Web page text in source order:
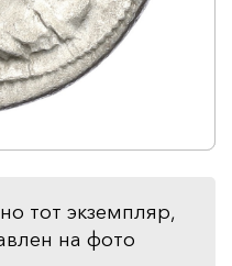
тот экземпляр,
на фото